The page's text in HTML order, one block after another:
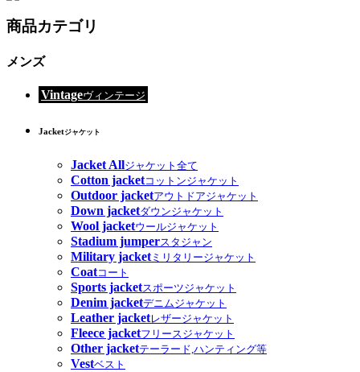
商品カテゴリ
メンズ
Vintageヴィンテージ
Jacketジャケット
Jacket Allジャケット全て
Cotton jacketコットンジャケット
Outdoor jacketアウトドアジャケット
Down jacketダウンジャケット
Wool jacketウールジャケット
Stadium jumperスタジャン
Military jacketミリタリージャケット
Coatコート
Sports jacketスポーツジャケット
Denim jacketデニムジャケット
Leather jacketレザージャケット
Fleece jacketフリースジャケット
Other jacketテーラード,ハンティング等
Vestベスト